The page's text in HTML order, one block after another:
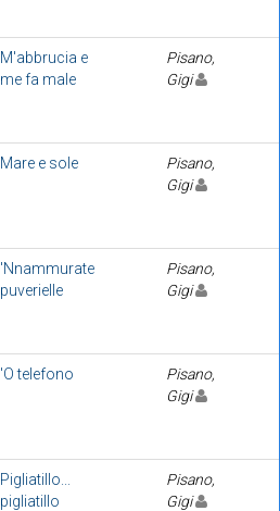
M'abbrucia e
me fa male
Pisano,
Gigi
Mare e sole
Pisano,
Gigi
'Nnammurate
puverielle
Pisano,
Gigi
'O telefono
Pisano,
Gigi
Pigliatillo...
pigliatillo
Pisano,
Gigi